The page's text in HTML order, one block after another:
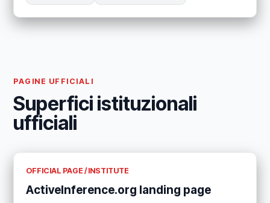
PAGINE UFFICIALI
Superfici istituzionali
ufficiali
OFFICIAL PAGE / INSTITUTE
ActiveInference.org landing page